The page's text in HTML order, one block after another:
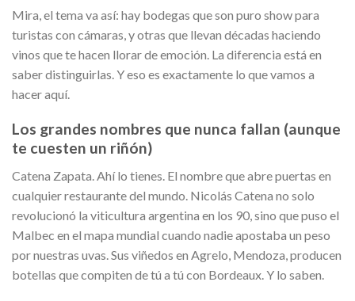
Mira, el tema va así: hay bodegas que son puro show para
turistas con cámaras, y otras que llevan décadas haciendo
vinos que te hacen llorar de emoción. La diferencia está en
saber distinguirlas. Y eso es exactamente lo que vamos a
hacer aquí.
Los grandes nombres que nunca fallan (aunque
te cuesten un riñón)
Catena Zapata. Ahí lo tienes. El nombre que abre puertas en
cualquier restaurante del mundo. Nicolás Catena no solo
revolucionó la viticultura argentina en los 90, sino que puso el
Malbec en el mapa mundial cuando nadie apostaba un peso
por nuestras uvas. Sus viñedos en Agrelo, Mendoza, producen
botellas que compiten de tú a tú con Bordeaux. Y lo saben.